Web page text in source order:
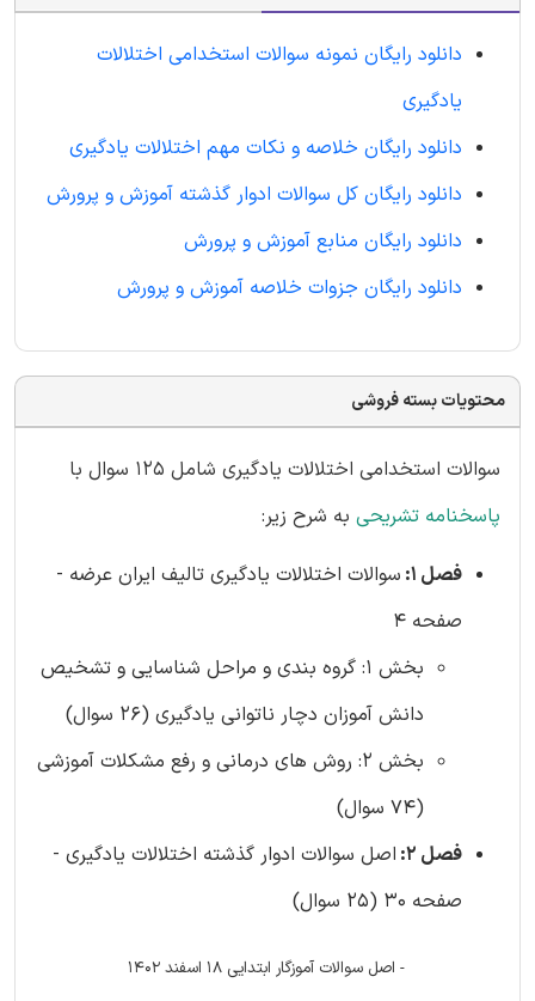
دانلود رایگان نمونه سوالات استخدامی اختلالات
یادگیری
دانلود رایگان خلاصه و نکات مهم اختلالات یادگیری
دانلود رایگان کل سوالات ادوار گذشته آموزش و پرورش
دانلود رایگان منابع آموزش و پرورش
دانلود رایگان جزوات خلاصه آموزش و پرورش
محتویات بسته فروشی
سوالات استخدامی اختلالات یادگیری شامل 125 سوال با
پاسخنامه تشریحی به شرح زیر:
فصل 1:
سوالات اختلالات یادگیری تالیف ایران عرضه -
صفحه 4
بخش 1: گروه بندی و مراحل شناسایی و تشخیص
دانش آموزان دچار ناتوانی یادگیری (26 سوال)
بخش 2: روش های درمانی و رفع مشکلات آموزشی
(74 سوال)
فصل 2:
اصل سوالات ادوار گذشته اختلالات یادگیری -
صفحه 30 (25 سوال)
- اصل سوالات آموزگار ابتدایی 18 اسفند 1402